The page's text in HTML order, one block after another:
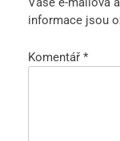
informace jsou
Komentář *